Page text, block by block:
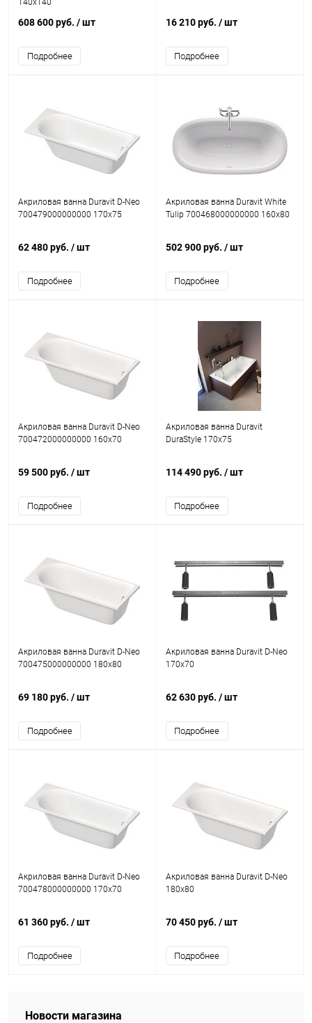
140x140
608 600 руб. / шт
Подробнее
16 210 руб. / шт
Подробнее
Акриловая ванна Duravit D-Neo
700479000000000 170х75
62 480 руб. / шт
Подробнее
Акриловая ванна Duravit White
Tulip 700468000000000 160x80
502 900 руб. / шт
Подробнее
Акриловая ванна Duravit D-Neo
700472000000000 160x70
59 500 руб. / шт
Подробнее
Акриловая ванна Duravit
DuraStyle 170x75
114 490 руб. / шт
Подробнее
Акриловая ванна Duravit D-Neo
700475000000000 180x80
69 180 руб. / шт
Подробнее
Акриловая ванна Duravit D-Neo
170х70
62 630 руб. / шт
Подробнее
Акриловая ванна Duravit D-Neo
700478000000000 170х70
61 360 руб. / шт
Подробнее
Акриловая ванна Duravit D-Neo
180х80
70 450 руб. / шт
Подробнее
Новости магазина